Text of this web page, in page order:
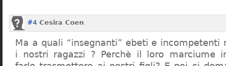
#4 Cesira Coen
Ma a quali “insegnanti” ebeti e
i nostri ragazzi ? Perchè il loro marciume